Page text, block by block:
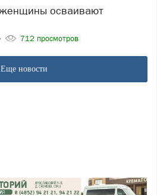
712 просмотров
Еще новости